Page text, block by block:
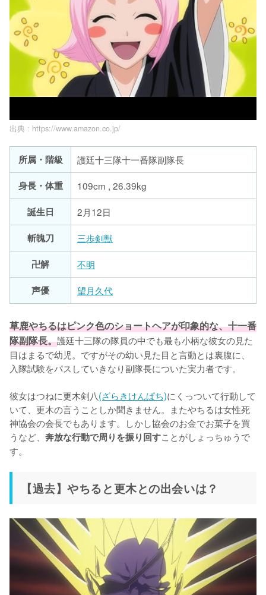
出典 : https://www.amazon.co.jp/
所属・階級
護廷十三隊十一番隊副隊長
身長・体重
109cm , 26.39kg
誕生日
2月12日
斬魄刀
三歩剣獣
卍解
不明
声優
望月久代
草鹿やちるはピンク色のショートヘアが印象的な、十一番
隊副隊長。護廷十三隊の隊員の中でも最も小柄な彼女の見た
目はまるで幼児。ですがその幼い見た目と言動とは裏腹に、
入隊試験をパスしていきなり副隊長についた実力者です。
彼女はつねに更木剣八(ざらきけんぱち)にくっついて行動して
いて、更木の言うことしか聞きません。またやちるは女性死
神協会の会長でもあります。しかし協会のお金でお菓子を買
うなど、 奔放な行動で周りを振り回すことがしょっちゅうで
す。
【過去】やちると更木との出会いは？